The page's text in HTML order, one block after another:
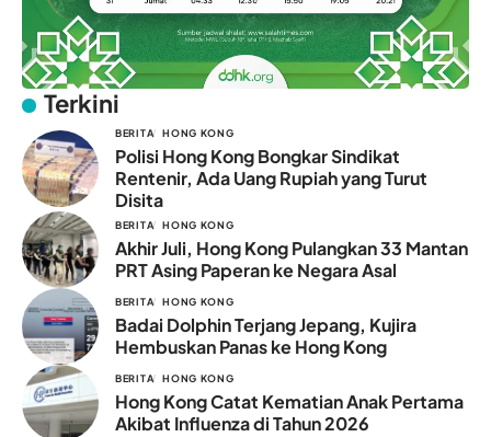
Terkini
BERITA HONG KONG
Polisi Hong Kong Bongkar Sindikat
Rentenir, Ada Uang Rupiah yang Turut
Disita
BERITA HONG KONG
Akhir Juli, Hong Kong Pulangkan 33 Mantan
PRT Asing Paperan ke Negara Asal
BERITA HONG KONG
Badai Dolphin Terjang Jepang, Kujira
Hembuskan Panas ke Hong Kong
BERITA HONG KONG
Hong Kong Catat Kematian Anak Pertama
Akibat Influenza di Tahun 2026